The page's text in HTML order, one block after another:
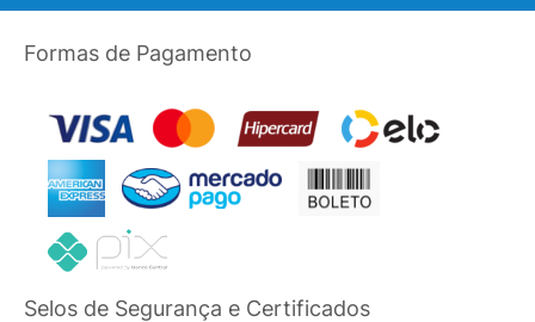
Formas de Pagamento
Selos de Segurança e Certificados